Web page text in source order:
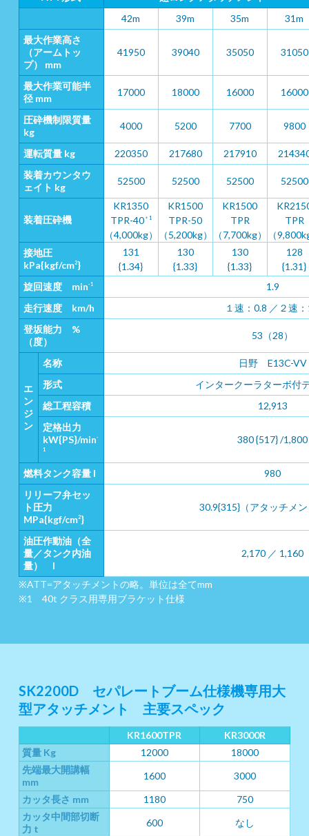
42m
39m 35m
31m
最大作業高さ
（アームトッ
プ） mm
41950 39040 35050 31050
最大作業可能半
径 mm
17000 18000 16000 16000
圧砕機制限質量
kg
4000 5200 7700 9800
運転質量 kg 220350 217680 217910
装着カウンタウ
ェイト kg
52500 52500 52500 52500
装着圧砕機
KR1350
TPR-40＊1
（4,000kg）
KR1500
TPR-50
（5,200kg）
KR1500
TPR
（7,700kg）
TPR
（
接地圧
kPa{kgf/cm2}
131
{1.34}
130
{1.33}
130
{1.33}
128
{1.31}
旋回速度 min-1
1.9
走行速度 km/h
１速：0.8 ／２速
登坂能力 %
（度）
53（28）
エ
ン
ジ
ン
名称
日野 E13C-VV
形式
インタークーラターボ付
総工程容積
12,913
定格出力
kW{PS}/min-
1
380 {517} /1,800
燃料タンク容量 l
980
リリーフ弁セッ
ト圧力
MPa{kgf/cm2}
30.9{315}（アタッチメ
油圧作動油（全
量／タンク内油
量） l
2,170 ／ 1,160
※ATT=アタッチメントの略。単位は全てmm
※1 40t クラス用専用ブラケット仕様
SK2200D セパレートブーム仕様機専用大
型アタッチメント 主要スペック
KR1600TPR
KR3000R
質量 Kg
12000
18000
先端最大開講幅
mm
1600
3000
カッタ長さ mm
1180
750
カッタ中間部切断
力 t
600
なし